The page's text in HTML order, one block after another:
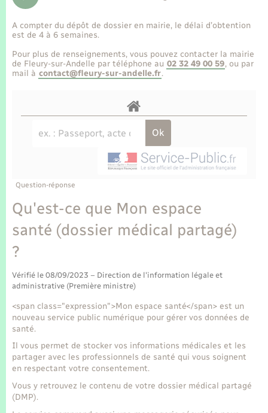
Etat-civil - Papiers - Citoyenneté
Mariage – PACS
Parrainage civil
Logement - Urbanisme
Nouvel habitant
Organisation d’événement
Sécurité - Prévention
Seniors
Transports
Transports scolaires
Voirie et espace public
Travaux - Autorisation d’occupation de l’espace
public
Compétences
Plan interactif
La Communauté de communes
A compter du dépôt de dossier en mairie, le délai d’obtention
est de 4 à 6 semaines.
Pour plus de renseignements, vous pouvez contacter la mairie
de Fleury-sur-Andelle par téléphone au 02 32 49 00 59, ou par
mail à contact@fleury-sur-andelle.fr.
Question-réponse
Qu'est-ce que Mon espace
santé (dossier médical partagé)
?
Vérifié le 08/09/2023 – Direction de l'information légale et
administrative (Première ministre)
<span class="expression">Mon espace santé</span> est un
nouveau service public numérique pour gérer vos données de
santé.
Il vous permet de stocker vos informations médicales et les
partager avec les professionnels de santé qui vous soignent
en respectant votre consentement.
Vous y retrouvez le contenu de votre dossier médical partagé
(DMP).